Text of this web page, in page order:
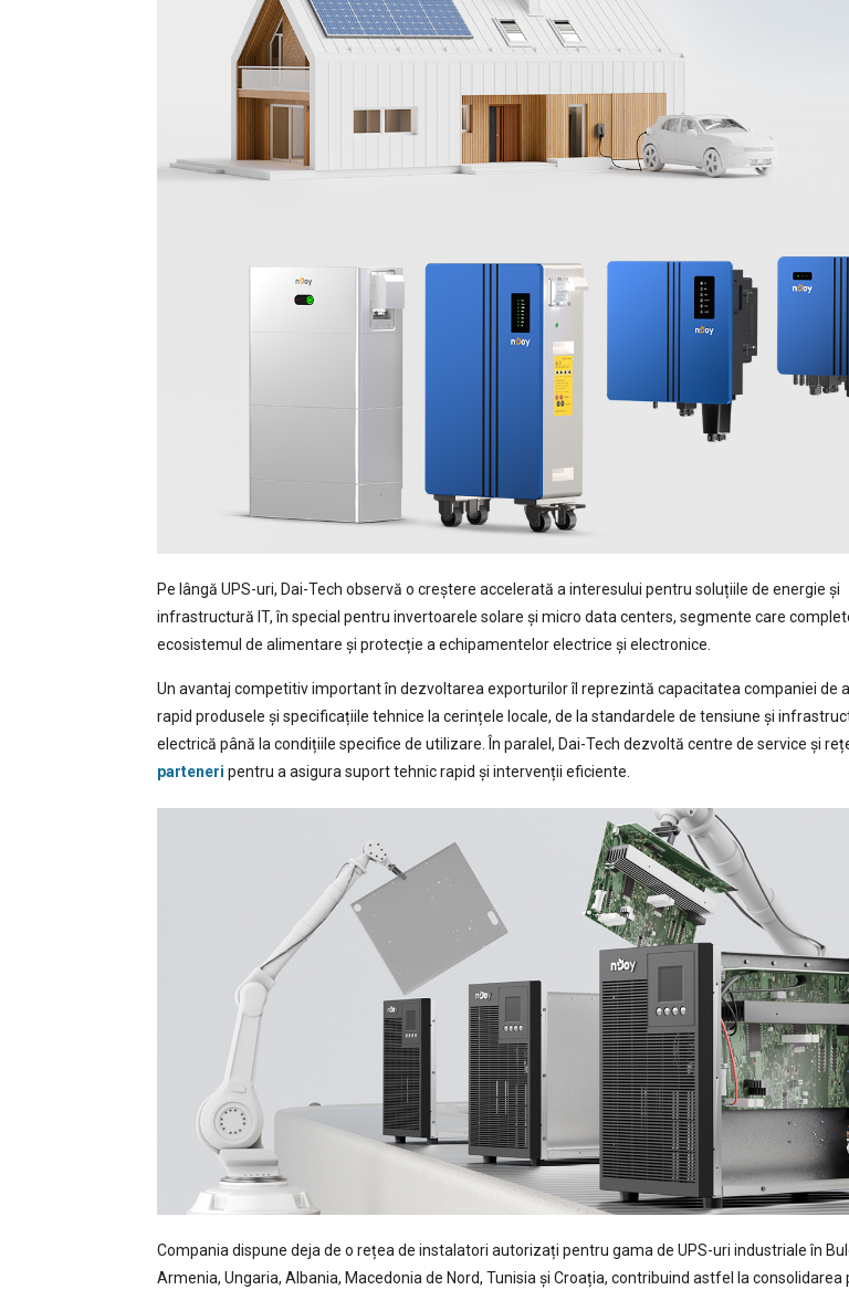
Pe lângă UPS-uri, Dai-Tech observă o creștere accelerată a interesului pentru soluțiile de energie și
infrastructură IT, în special pentru invertoarele solare și micro data centers, segmente care
ecosistemul de alimentare și protecție a echipamentelor electrice și electronice.
Un avantaj competitiv important în dezvoltarea exporturilor îl reprezintă capacitatea companiei de
rapid produsele și specificațiile tehnice la cerințele locale, de la standardele de tensiune și
electrică până la condițiile specifice de utilizare. În paralel, Dai-Tech dezvoltă centre de service și
parteneri pentru a asigura suport tehnic rapid și intervenții eficiente.
Compania dispune deja de o rețea de instalatori autorizați pentru gama de UPS-uri industriale în
Armenia, Ungaria, Albania, Macedonia de Nord, Tunisia și Croația, contribuind astfel la consolidarea